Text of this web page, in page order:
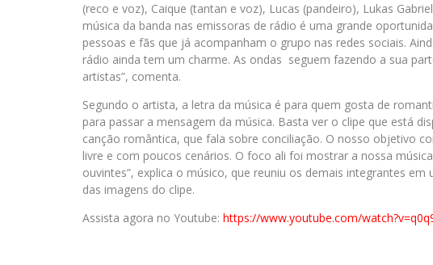
(reco e voz), Caique (tantan e voz), Lucas (pandeiro), Lukas
música da banda nas emissoras de rádio é uma grande
pessoas e fãs que já acompanham o grupo nas redes sociais.
rádio ainda tem um charme. As ondas seguem fazendo a sua
artistas”, comenta.
Segundo o artista, a letra da música é para quem gosta de
para passar a mensagem da música. Basta ver o clipe que está
canção romântica, que fala sobre conciliação. O nosso objetivo
livre e com poucos cenários. O foco ali foi mostrar a nossa
ouvintes”, explica o músico, que reuniu os demais integrantes
das imagens do clipe.
Assista agora no Youtube: https://www.youtube.com/